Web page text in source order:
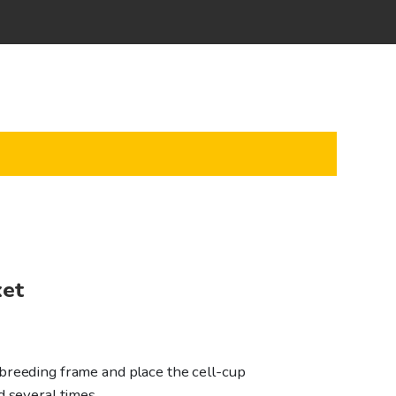
frame and place the cell-cup